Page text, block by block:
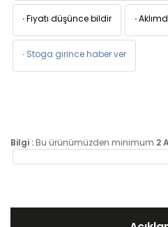
·Fiyatı düşünce bildir ·
· Stoga girince haber ver
Bilgi : Bu ürünümüzden minimum 2